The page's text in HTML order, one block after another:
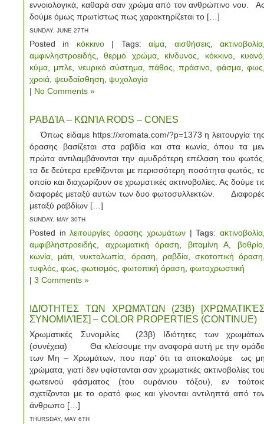
εννοιολογικά, καθαρά σαν χρώμα από τον ανθρώπινο νου.
δούμε όμως πρωτίστως πως χαρακτηρίζεται το […]
SUNDAY, JUNE 27TH
Posted in κόκκινο| Tags:αίμα αισθήσεις ,ακτινοβολία
αμφινληστροειδής ,θερμό χρώμα, κίνδυνος κόκκινο, κυανό
κύμα
μπλε νευρικό σύστημα,πάθος ,πράσινο φάσμα,φως
χροιά ψευδαίσθηση
ψυχολογία
| No Comments »
ΡΑΒΔΊΑ – ΚΩΝΊΑ RODS – CONES
Όπως είδαμε https://xromata.com/?p=1373 η λειτουργία
όρασης βασίζεται στα ραβδία και στα κωνία, όπου τα
πρώτα αντιλαμβάνονται την αμυδρότερη επέλαση του
τα δε δεύτερα ερεθίζονται με περισσότερη ποσότητα φωτός,
οποίο και διαχωρίζουν σε χρωματικές ακτινοβολίες. Ας δούμε
διαφορές μεταξύ αυτών των δυο φωτοσυλλεκτών.
μεταξύ ραβδίων […]
SUNDAY, MAY 30TH
Posted inλειτουργίες όρασης χρωμάτων| Tags:ακτινοβολία
αμφιβληστροειδής
αχρωματική όραση βιταμίνη Α βοθρίο
κωνία
μάτι ,νυκταλωπία όραση ραβδία, σκοτοπική όραση
τυφλός φως φωτισμός φωτοπική όραση φωτοχρωστική
| 3 Comments »
ΙΔΙΌΤΗΤΕΣ ΤΩΝ ΧΡΩΜΆΤΩΝ (23Β)
ΣΥΝΟΜΙΛΊΕΣ] – COLOR PROPERTIES (CONTINUE)
Χρωματικές Συνομιλίες (23β) Ιδιότητες των
(συνέχεια) Θα κλείσουμε την αναφορά αυτή με την
των Μη – Χρωμάτων, που παρ’ ότι τα αποκαλούμε ως
χρώματα, γιατί δεν υφίστανται σαν χρωματικές ακτινοβολίες
φωτεινού φάσματος (του ουράνιου τόξου), εν
σχετίζονται με το ορατό φως και γίνονται αντιληπτά από
άνθρωπο […]
THURSDAY, MAY 6TH